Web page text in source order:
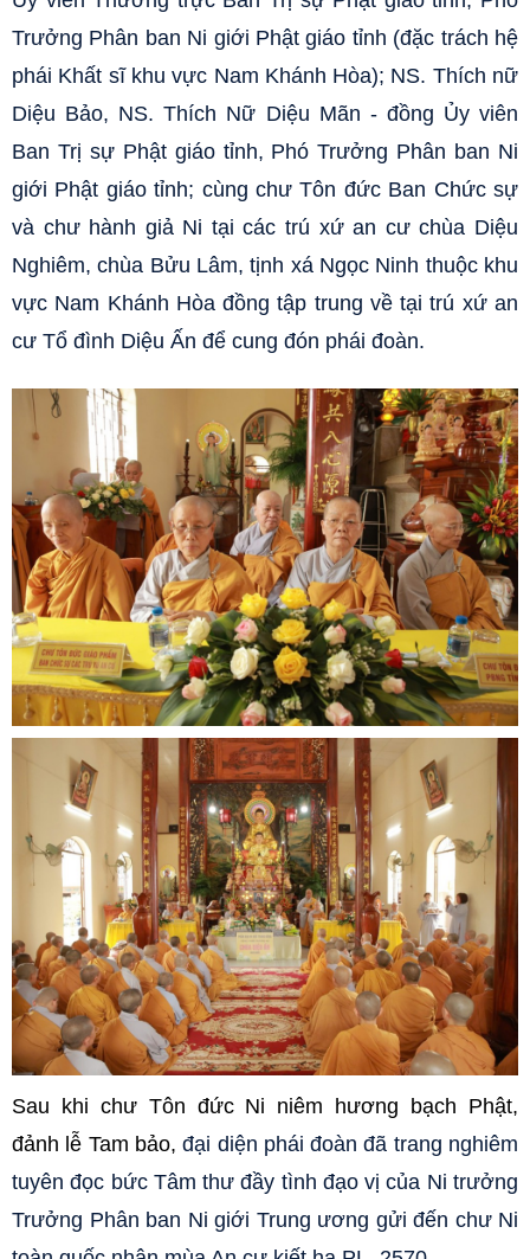
Trưởng Phân ban Ni giới Phật giáo tỉnh (đặc trách hệ
phái Khất sĩ khu vực Nam Khánh Hòa); NS. Thích nữ
Diệu Bảo, NS. Thích Nữ Diệu Mãn - đồng Ủy viên
Ban Trị sự Phật giáo tỉnh, Phó Trưởng Phân ban Ni
giới Phật giáo tỉnh; cùng chư Tôn đức Ban Chức sự
và chư hành giả Ni tại các trú xứ an cư chùa Diệu
Nghiêm, chùa Bửu Lâm, tịnh xá Ngọc Ninh thuộc khu
vực Nam Khánh Hòa đồng tập trung về tại trú xứ an
cư Tổ đình Diệu Ấn để cung đón phái đoàn.
Sau khi chư Tôn đức Ni niêm hương bạch Phật,
đảnh lễ Tam bảo,đại diện phái đoàn đã trang nghiêm
tuyên đọc bức Tâm thư đầy tình đạo vị của Ni trưởng
Trưởng Phân ban Ni giới Trung ương gửi đến chư Ni